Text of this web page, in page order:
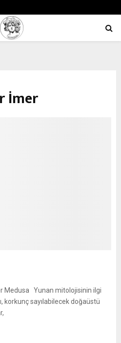
İmer
Medusa Yunan mitolojisinin ilgi
korkunç sayılabilecek doğaüstü